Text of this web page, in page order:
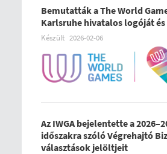
Bemutatták a The World
Karlsruhe hivatalos logóját
Készült 2026-02-06
Az IWGA bejelentette a
időszakra szóló Végrehajtó
választások jelöltjeit